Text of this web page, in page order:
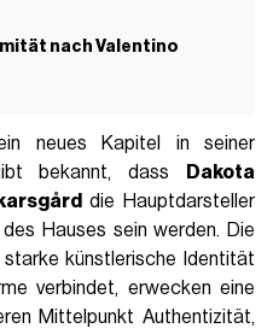
nach Valentino
neues Kapitel in seiner
bekannt, dass
Dakota
die Hauptdarsteller
Hauses sein werden. Die
starke künstlerische Identität
verbindet, erwecken eine
Mittelpunkt Authentizität,